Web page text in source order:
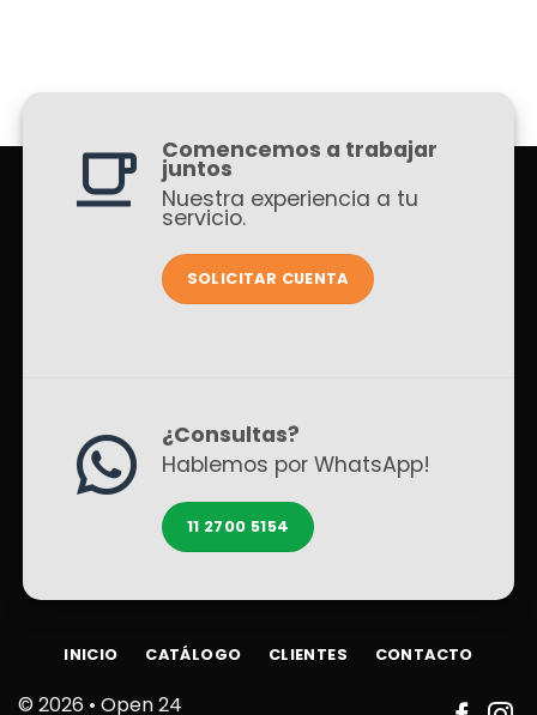
Comencemos a trabajar
juntos
Nuestra experiencia a tu
servicio.
SOLICITAR CUENTA
¿Consultas?
Hablemos por WhatsApp!
11 2700 5154
© 2026 • Open 24
INICIO CATÁLOGO CLIENTES CONTACTO